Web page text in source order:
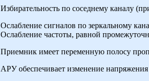
Избирательность по соседнему каналу
Ослабление сигналов по зеркальному
Ослабление частоты, равной
Приемник имеет переменную полосу
АРУ обеспечивает изменение